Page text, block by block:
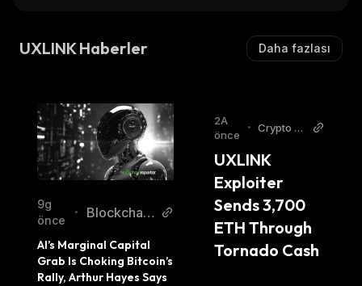
UXLINK Haberler Daha fazlası
9g
önce
•
Blockchain
AI’s Marginal Capital
Grab Is Choking Bitcoin’s
Rally, Arthur Hayes Says
2A
önce
• Crypto A
UXLINK
Exploiter
Sends 3,700
ETH Through
Tornado Cash